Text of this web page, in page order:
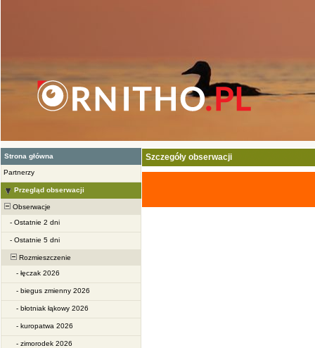
Strona główna
Partnerzy
Przegląd obserwacji
Obserwacje
- Ostatnie 2 dni
- Ostatnie 5 dni
Rozmieszczenie
- łęczak 2026
- biegus zmienny 2026
- błotniak łąkowy 2026
- kuropatwa 2026
- zimorodek 2026
Szczegóły obserwacji